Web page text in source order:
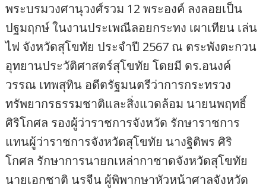
พระบรมวงศานุวงศ์รวม 12 พระองค์ ลงลอยเป็น
ปฐมฤกษ์ ในงานประเพณีลอยกระทง เผาเทียน เล่น
ไฟ จังหวัดสุโขทัย ประจำปี 2567 ณ ตระพังตะกวน
อุทยานประวัติศาสตร์สุโขทัย โดยมี ดร.อนงค์
วรรณ เทพสุทิน อดีตรัฐมนตรีว่าการกระทรวง
ทรัพยากรธรรมชาติและสิ่งแวดล้อม นายนพฤทธิ์
ศิริโกศล รองผู้ว่าราชการจังหวัด รักษาราชการ
แทนผู้ว่าราชการจังหวัดสุโขทัย นางฐิติพร ศิริ
โกศล รักษาการนายกเหล่ากาชาดจังหวัดสุโขทัย
นายเอกชาติ นรจีน ผู้พิพากษาหัวหน้าศาลจังหวัด